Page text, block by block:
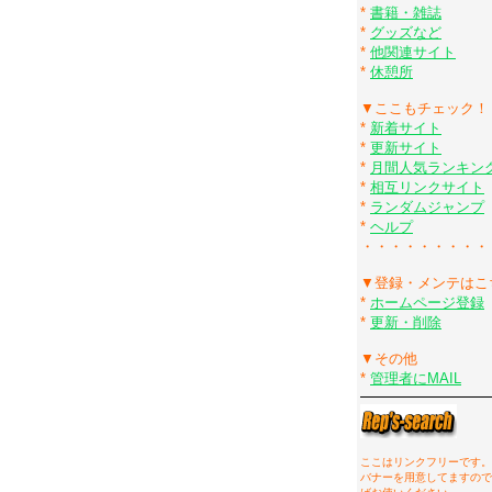
* 書籍・雑誌
* グッズなど
* 他関連サイト
* 休憩所
▼ここもチェック！
* 新着サイト
* 更新サイト
* 月間人気ランキン
* 相互リンクサイト
* ランダムジャンプ
* ヘルプ
・・・・・・・・・
▼登録・メンテはこ
* ホームページ登録
* 更新・削除
▼その他
* 管理者にMAIL
ここはリンクフリーです。
バナーを用意してますの